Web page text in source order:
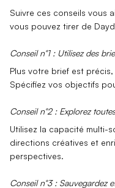
Suivre ces conseils vous
vous pouvez tirer de
Conseil n°1 : Utilisez des
Plus votre brief est
Spécifiez vos objectifs
Conseil n°2 : Explorez
Utilisez la capacité multi-
directions créatives et
perspectives.
Conseil n°3 : Sauvegardez